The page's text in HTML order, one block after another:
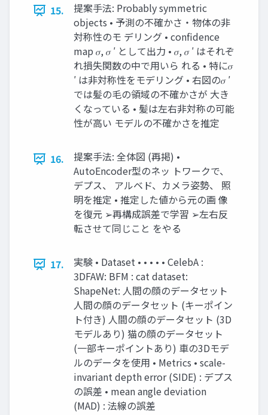
15.
提案手法: Probably symmetric
objects • 予測の不確かさ・物体の非
対称性のモ デリング • confidence
map 𝜎, 𝜎 ′ として出力 • 𝜎, 𝜎 ′ はそれぞ
れ損失関数の中で用いら れる • 特に𝜎
′ は非対称性をモデリング • 右図の𝜎 ′
では髪の毛の領域の不確かさが 大き
くなっている • 髪は左右非対称の可能
性が高い モデルの不確かさを推定
16.
提案手法: 全体図 (再掲) •
AutoEncoder型のネッ トワークで、
デプス、 アルベド、カメラ姿勢、 照
明を推定 • 推定した値から元の画 像
を復元 ➢再構成誤差で学習 ➢左右反
転させて同じこと をやる
17.
実験 • Dataset • • • • • CelebA :
3DFAW: BFM : cat dataset:
ShapeNet: 人間の顔のデータセット
人間の顔のデータセット (キーポイン
ト付き) 人間の顔のデータセット (3D
モデルあり) 猫の顔のデータセット
(一部キーポイントあり) 車の3Dモデ
ルのデータを使用 • Metrics • scale-
invariant depth error (SIDE) : デプス
の誤差 • mean angle deviation
(MAD) : 法線の誤差